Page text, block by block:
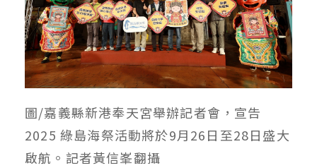
圖/嘉義縣新港奉天宮舉辦記者會，宣告
2025 綠島海祭活動將於9月26日至28日盛大
啟航。記者黃信峯翻攝